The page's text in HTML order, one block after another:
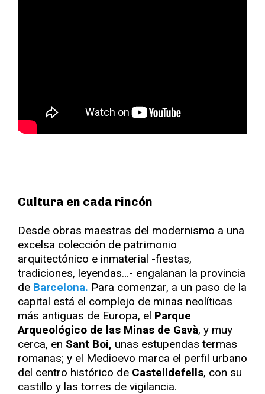
Cultura en cada rincón
Desde obras maestras del modernismo a una
excelsa colección de patrimonio
arquitectónico e inmaterial -fiestas,
tradiciones, leyendas…- engalanan la provincia
de Barcelona. Para comenzar, a un paso de la
capital está el complejo de minas neolíticas
más antiguas de Europa, el Parque
Arqueológico de las Minas de Gavà, y muy
cerca, en Sant Boi, unas estupendas termas
romanas; y el Medioevo marca el perfil urbano
del centro histórico de Castelldefells, con su
castillo y las torres de vigilancia.